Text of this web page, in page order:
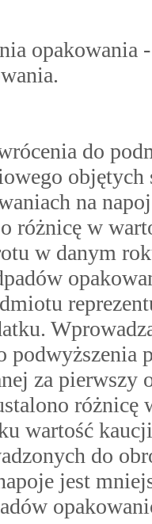
do
na
różnicę w
w danym
podwyższenia
za
różnicę
wartość
do
jest